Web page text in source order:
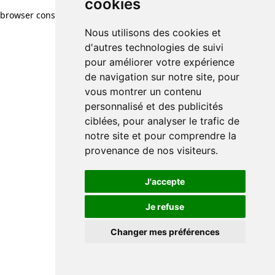
cookies
Nous utilisons des cookies et
d'autres technologies de suivi
pour améliorer votre expérience
de navigation sur notre site, pour
vous montrer un contenu
personnalisé et des publicités
ciblées, pour analyser le trafic de
notre site et pour comprendre la
provenance de nos visiteurs.
J'accepte
Je refuse
Changer mes préférences
cookies
Nous utilisons des cookies et
d'autres technologies de suivi
pour améliorer votre expérience
de navigation sur notre site, pour
vous montrer un contenu
personnalisé et des publicités
ciblées, pour analyser le trafic de
notre site et pour comprendre la
provenance de nos visiteurs.
J'accepte
Je refuse
Changer mes préférences
browser console for more information)